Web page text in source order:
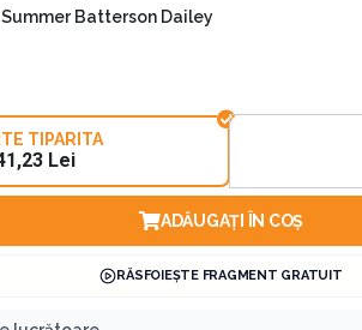
Summer Batterson Dailey
TIPARITA
Lei
ADĂUGAȚI ÎN COȘ
RĂSFOIEȘTE FRAGMENT GRATUIT